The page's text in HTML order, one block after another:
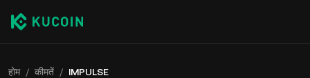
होम / कीमतें / IMPULSE